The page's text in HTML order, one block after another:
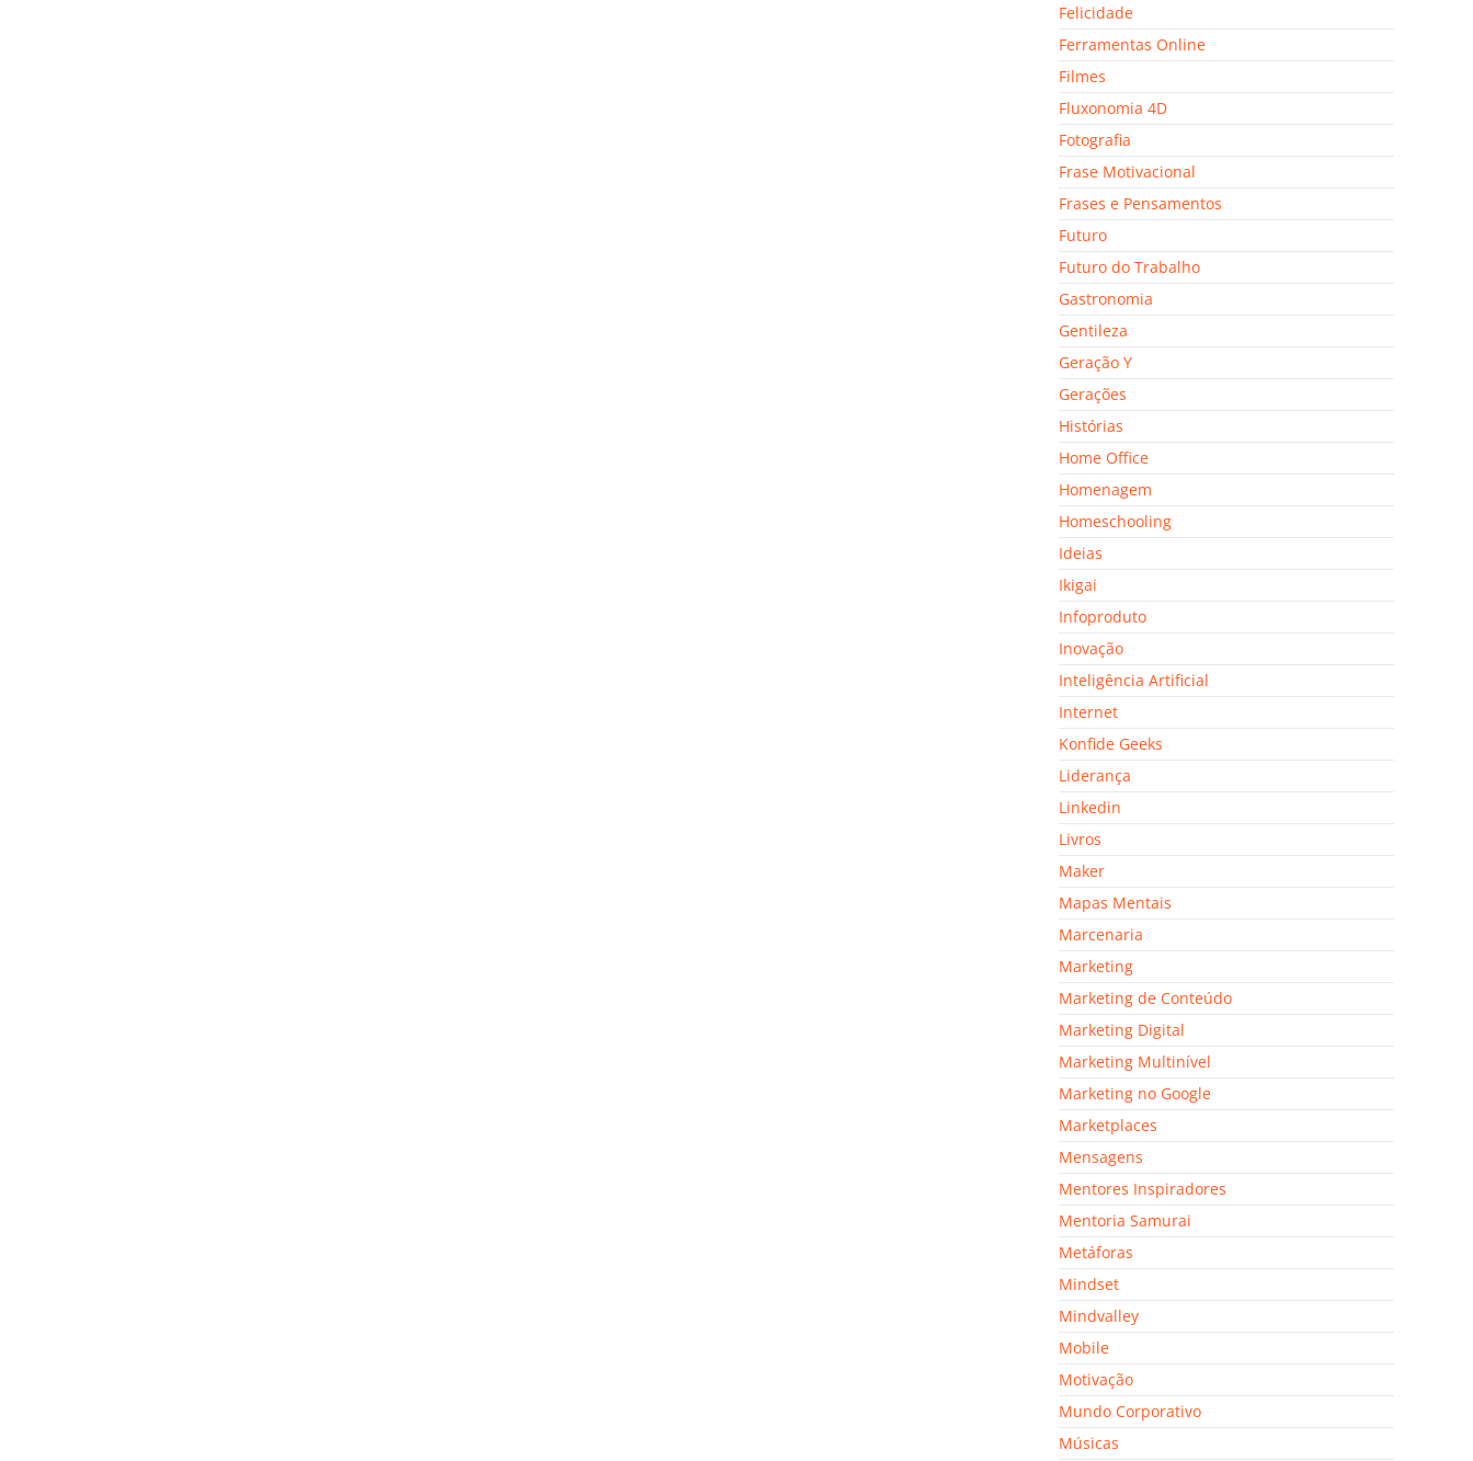
Felicidade
Ferramentas Online
Filmes
Fluxonomia 4D
Fotografia
Frase Motivacional
Frases e Pensamentos
Futuro
Futuro do Trabalho
Gastronomia
Gentileza
Geração Y
Gerações
Histórias
Home Office
Homenagem
Homeschooling
Ideias
Ikigai
Infoproduto
Inovação
Inteligência Artificial
Internet
Konfide Geeks
Liderança
Linkedin
Livros
Maker
Mapas Mentais
Marcenaria
Marketing
Marketing de Conteúdo
Marketing Digital
Marketing Multinível
Marketing no Google
Marketplaces
Mensagens
Mentores Inspiradores
Mentoria Samurai
Metáforas
Mindset
Mindvalley
Mobile
Motivação
Mundo Corporativo
Músicas